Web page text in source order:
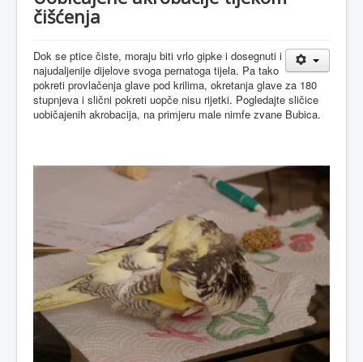
čišćenja
Dok se ptice čiste, moraju biti vrlo gipke i dosegnuti i
najudaljenije dijelove svoga pernatoga tijela. Pa tako
pokreti provlačenja glave pod krilima, okretanja glave za 180
stupnjeva i slični pokreti uopče nisu rijetki. Pogledajte sličice
uobičajenih akrobacija, na primjeru male nimfe zvane Bubica.